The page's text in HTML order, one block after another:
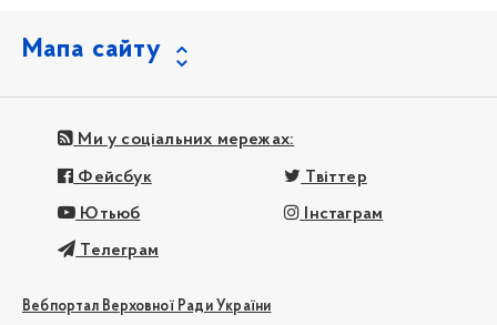
Мапа сайту
Ми у соціальних мережах:
Фейсбук Твіттер
Ютьюб Інстаграм
Телеграм
Вебпортал Верховної Ради України